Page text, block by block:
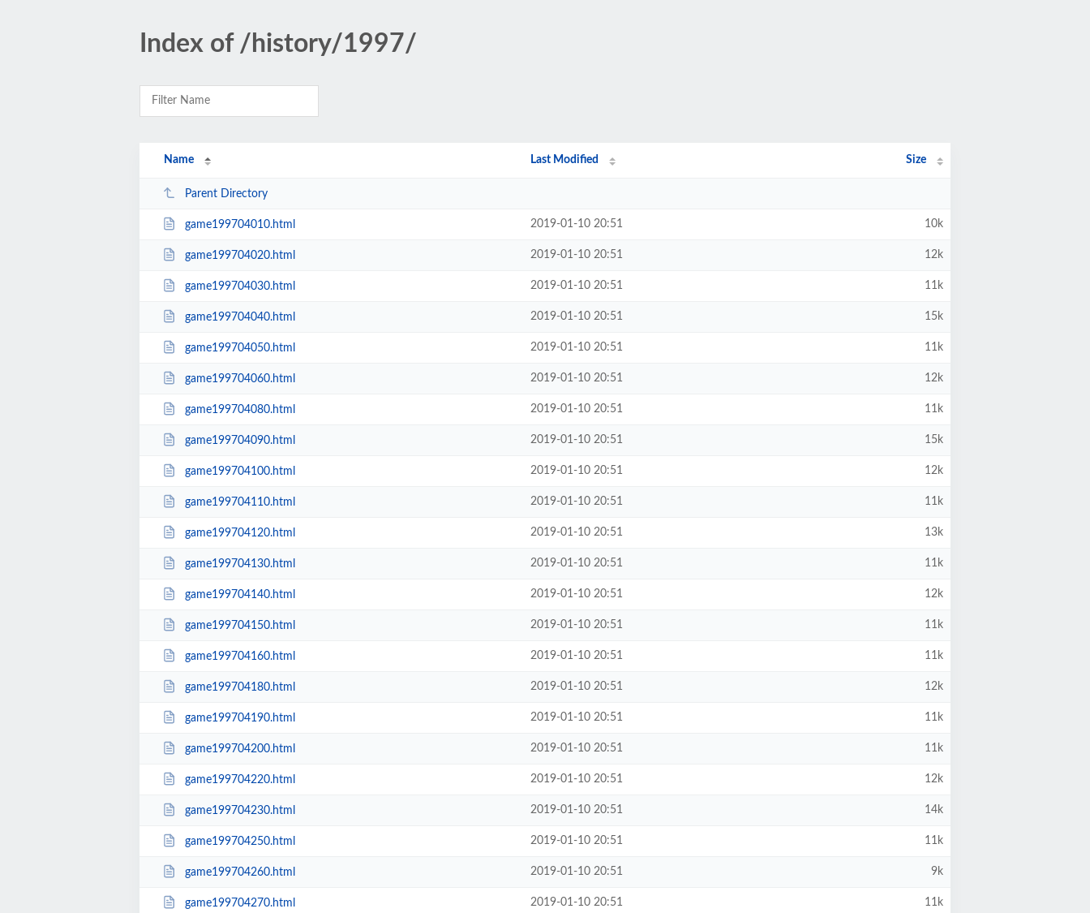
Index of /history/1997/
Name Last Modified Size
Parent Directory
game199704010.html 2019-01-10 20:51 10k
game199704020.html 2019-01-10 20:51 12k
game199704030.html 2019-01-10 20:51 11k
game199704040.html 2019-01-10 20:51 15k
game199704050.html 2019-01-10 20:51 11k
game199704060.html 2019-01-10 20:51 12k
game199704080.html 2019-01-10 20:51 11k
game199704090.html 2019-01-10 20:51 15k
game199704100.html 2019-01-10 20:51 12k
game199704110.html 2019-01-10 20:51 11k
game199704120.html 2019-01-10 20:51 13k
game199704130.html 2019-01-10 20:51 11k
game199704140.html 2019-01-10 20:51 12k
game199704150.html 2019-01-10 20:51 11k
game199704160.html 2019-01-10 20:51 11k
game199704180.html 2019-01-10 20:51 12k
game199704190.html 2019-01-10 20:51 11k
game199704200.html 2019-01-10 20:51 11k
game199704220.html 2019-01-10 20:51 12k
game199704230.html 2019-01-10 20:51 14k
game199704250.html 2019-01-10 20:51 11k
game199704260.html 2019-01-10 20:51 9k
game199704270.html 2019-01-10 20:51 11k